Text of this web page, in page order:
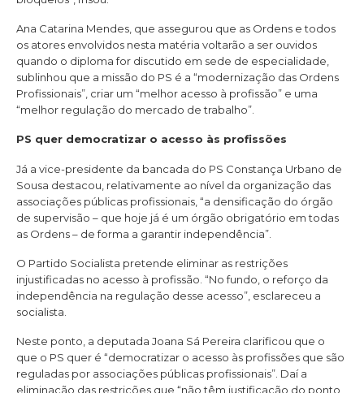
Ana Catarina Mendes, que assegurou que as Ordens e todos
os atores envolvidos nesta matéria voltarão a ser ouvidos
quando o diploma for discutido em sede de especialidade,
sublinhou que a missão do PS é a “modernização das Ordens
Profissionais”, criar um “melhor acesso à profissão” e uma
“melhor regulação do mercado de trabalho”.
PS quer democratizar o acesso às profissões
Já a vice-presidente da bancada do PS Constança Urbano de
Sousa destacou, relativamente ao nível da organização das
associações públicas profissionais, “a densificação do órgão
de supervisão – que hoje já é um órgão obrigatório em todas
as Ordens – de forma a garantir independência”.
O Partido Socialista pretende eliminar as restrições
injustificadas no acesso à profissão. “No fundo, o reforço da
independência na regulação desse acesso”, esclareceu a
socialista.
Neste ponto, a deputada Joana Sá Pereira clarificou que o
que o PS quer é “democratizar o acesso às profissões que são
reguladas por associações públicas profissionais”. Daí a
eliminação das restrições que “não têm justificação do ponto